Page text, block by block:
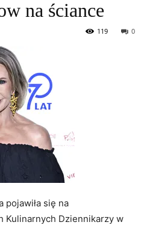
na ściance
0
119
pojawiła się na
Kulinarnych Dziennikarzy w